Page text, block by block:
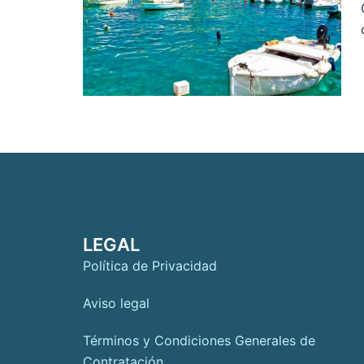
LEGAL
Política de Privacidad
Aviso legal
Términos y Condiciones Generales de